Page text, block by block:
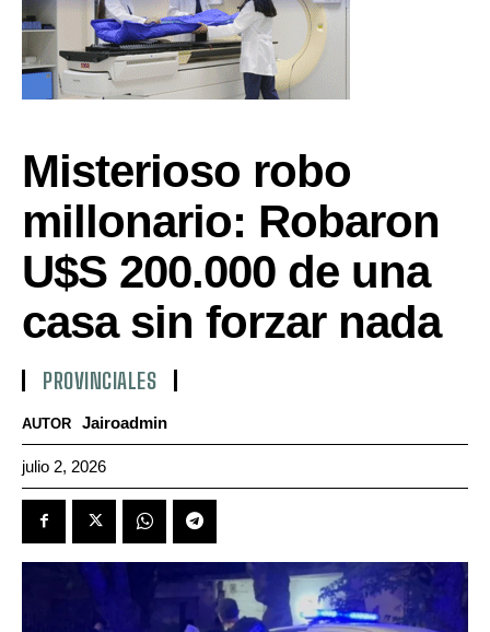
Misterioso robo
millonario: Robaron
U$S 200.000 de una
casa sin forzar nada
PROVINCIALES
AUTOR Jairoadmin
julio 2, 2026